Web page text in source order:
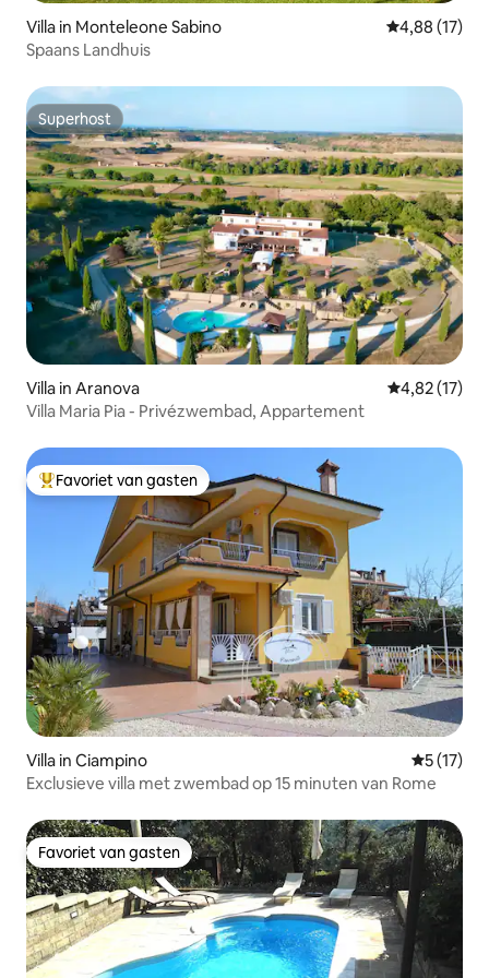
Villa in Monteleone Sabino Gemiddelde
4,88 (17)
Spaans Landhuis
Superhost
Superhost
Villa in Aranova Gemiddelde
4,82 (17)
Villa Maria Pia - Privézwembad, Appartement
Topfavoriet van gasten
Favoriet van gasten
Villa in Ciampino
5 (17)
Exclusieve villa met zwembad op 15 minuten van Rome
Favoriet van gasten
Favoriet van gasten